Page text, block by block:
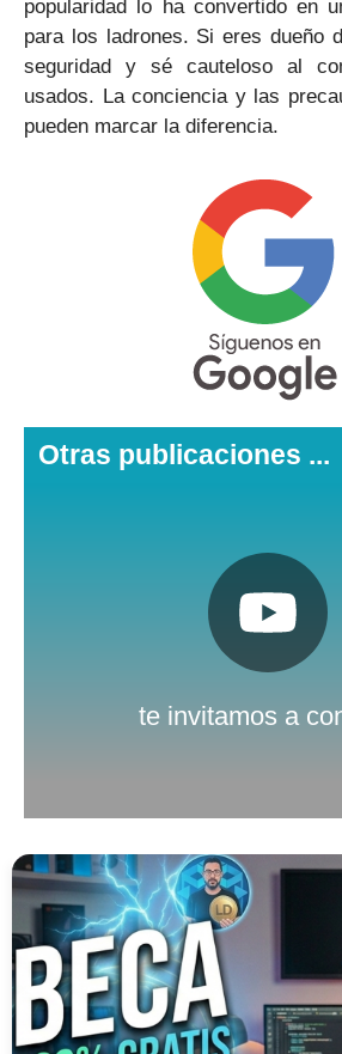
popularidad lo ha convertido en
para los ladrones. Si eres dueño
seguridad y sé cauteloso al
usados. La conciencia y las
pueden marcar la diferencia.
Otras publicaciones ...
te invitamos a
Pulsa aquí